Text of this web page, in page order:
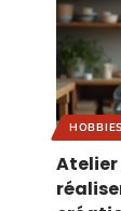
HOBBIES